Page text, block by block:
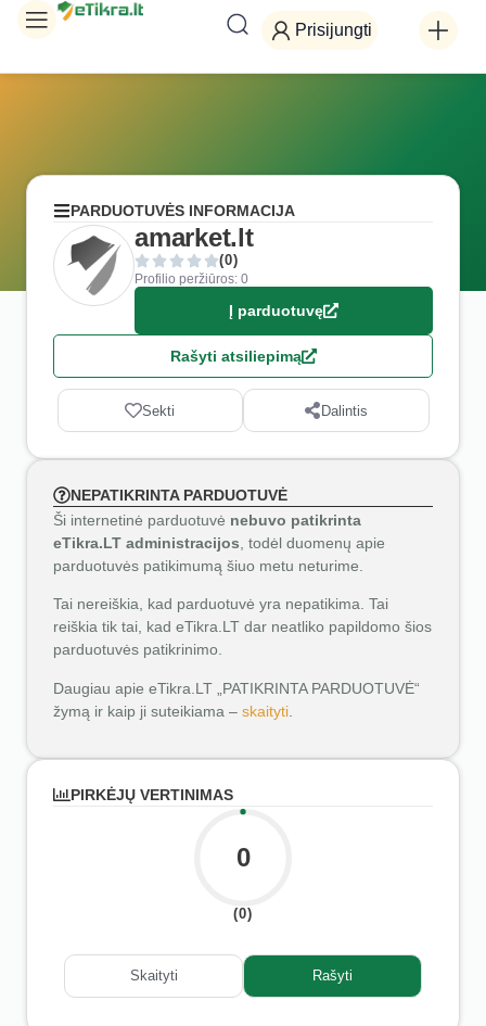
Prisijungti
PARDUOTUVĖS INFORMACIJA
amarket.lt
(0)
Profilio peržiūros: 0
Į parduotuvę
Rašyti atsiliepimą
Sekti Dalintis
NEPATIKRINTA PARDUOTUVĖ
Ši internetinė parduotuvė nebuvo patikrinta
eTikra.LT administracijos , todėl duomenų apie
parduotuvės patikimumą šiuo metu neturime.
Tai nereiškia, kad parduotuvė yra nepatikima. Tai
reiškia tik tai, kad eTikra.LT dar neatliko papildomo šios
parduotuvės patikrinimo.
Daugiau apie eTikra.LT „PATIKRINTA PARDUOTUVĖ“
žymą ir kaip ji suteikiama – skaityti
PIRKĖJŲ VERTINIMAS
0
(0)
Skaityti Rašyti